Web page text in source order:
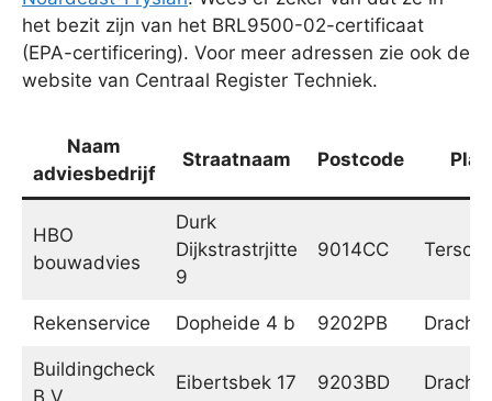
het bezit zijn van het BRL9500-02-certificaat
(EPA-certificering). Voor meer adressen zie ook de
website van Centraal Register Techniek.
Naam
adviesbedrijf
Straatnaam Postcode
HBO
bouwadvies
Durk
Dijkstrastrjitte
9
9014CC Tersoal
Rekenservice Dopheide 4 b 9202PB
Buildingcheck
B.V.
Eibertsbek 17 9203BD